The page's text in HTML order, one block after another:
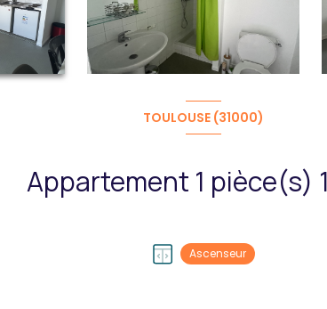
TOULOUSE (31000)
Ascenseur